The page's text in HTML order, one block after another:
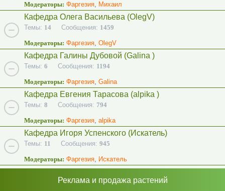
Модераторы: Фаргезия, Михаил
Кафедра Олега Васильева (OlegV)
Темы: 14 Сообщения: 1459
Модераторы: Фаргезия, OlegV
Кафедра Галины Дубовой (Galina )
Темы: 6 Сообщения: 1194
Модераторы: Фаргезия, Galina
Кафедра Евгения Тарасова (alpika )
Темы: 8 Сообщения: 794
Модераторы: Фаргезия, alpika
Кафедра Игоря Успенского (Искатель)
Темы: 11 Сообщения: 945
Модераторы: Фаргезия, Искатель
Реклама и продажа растений